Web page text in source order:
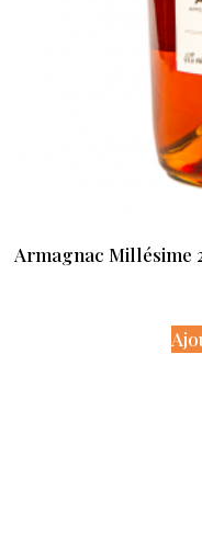
Armagnac Millésime